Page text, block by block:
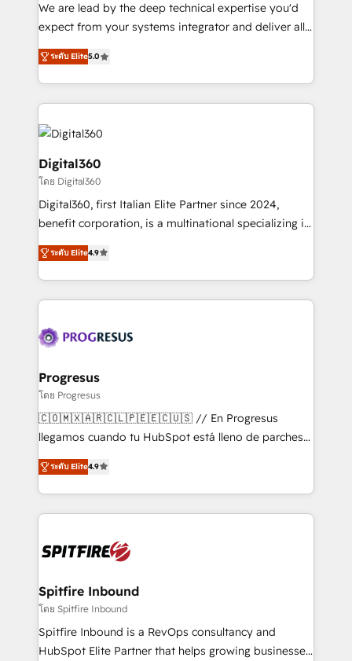
Custom Solutions: From onboarding and
HubSpot with your business needs. 🌟 Proven
Results: We’ve helped businesses of all sizes
Packages: Choose ongoing support or project-based
We are lead by the deep technical expertise you'd
expect from your systems integrator and deliver all
the agency services you'd expect from your
HubSpot Solutions Partner. As one of the UK's
longest-standing partners, we are experts at
maximising the value of the HubSpot platform and
building an integrated growth stack that brings your
business, operational and technical requirements to
life, and creates a 360˚ view of your customer to
help your teams do more. We specialise in HubSpot
technical services, website design and development
as well as agency services that help set you up for
and align your website and marketing to sales and
customers. Let's work side-by-side to make it
happen.
ระดับ Elite5.0
Digital360
โดย Digital360
Digital360, first Italian Elite Partner since 2024,
benefit corporation, is a multinational specializing in
strategic consulting, technological solutions,
marketing, and communication services, aimed at
enhancing business operations and brand
reputation. It collaborates with organizations and
through a multicultural and multidisciplinary team
technology, law, and organization, bringing together
managers, entrepreneurs, and seasoned
professionals from companies with over forty years
of market presence. Our Pillars: • RevOps
Training • Marketing, Sales and Customer Service
Automation • System Integration • Web-design on
ระดับ Elite4.9
Progresus
โดย Progresus
🇨🇴🇲🇽🇦🇷🇨🇱🇵🇪🇪🇨🇺🇸 // En Progresus
llegamos cuando tu HubSpot está lleno de parches
(dashboards que nadie mira, funnels sin dueño,
equipos en Excel) o antes de que eso te pase si
estás arrancando desde cero. Más de 600
implementaciones, integraciones a la medida y
diseñar procesos claros, datos limpios y
que tu CRM sea una fuente de pipeline predecible y
no otro proyecto eterno.
ระดับ Elite4.9
Spitfire Inbound
โดย Spitfire Inbound
Spitfire Inbound is a RevOps consultancy and
HubSpot Elite Partner that helps growing businesses